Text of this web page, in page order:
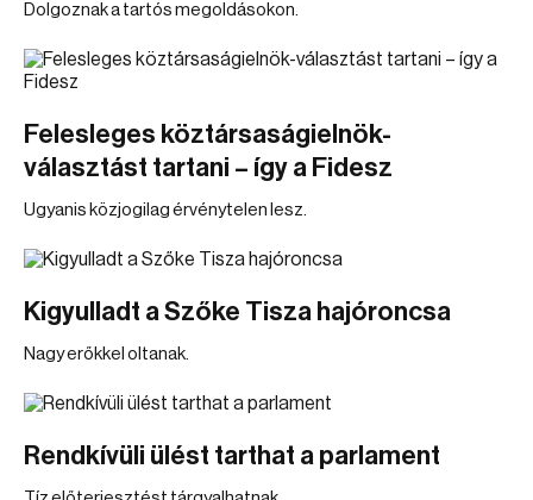
Dolgoznak a tartós megoldásokon.
Felesleges köztársaságielnök-
választást tartani – így a Fidesz
Ugyanis közjogilag érvénytelen lesz.
Kigyulladt a Szőke Tisza hajóroncsa
Nagy erőkkel oltanak.
Rendkívüli ülést tarthat a parlament